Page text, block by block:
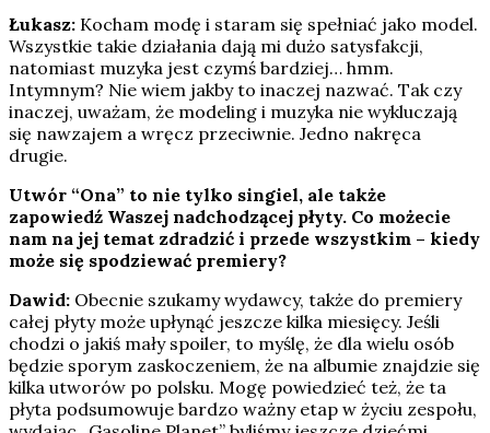
Łukasz: Kocham modę i staram się spełniać jako model.
Wszystkie takie działania dają mi dużo satysfakcji,
natomiast muzyka jest czymś bardziej… hmm.
Intymnym? Nie wiem jakby to inaczej nazwać. Tak czy
inaczej, uważam, że modeling i muzyka nie wykluczają
się nawzajem a wręcz przeciwnie. Jedno nakręca
drugie.
Utwór “Ona” to nie tylko singiel, ale także
zapowiedź Waszej nadchodzącej płyty. Co możecie
nam na jej temat zdradzić i przede wszystkim – kiedy
może się spodziewać premiery?
Dawid: Obecnie szukamy wydawcy, także do premiery
całej płyty może upłynąć jeszcze kilka miesięcy. Jeśli
chodzi o jakiś mały spoiler, to myślę, że dla wielu osób
będzie sporym zaskoczeniem, że na albumie znajdzie się
kilka utworów po polsku. Mogę powiedzieć też, że ta
płyta podsumowuje bardzo ważny etap w życiu zespołu,